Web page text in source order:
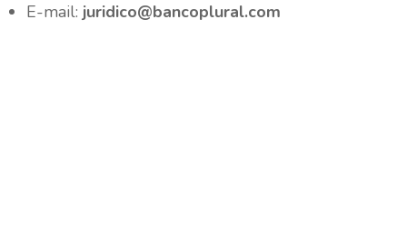
E-mail: juridico@bancoplural.com